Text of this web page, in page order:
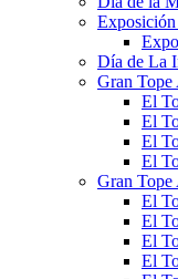
Día de La
Gran Tope
El
El
El
El
Gran Tope
El
El
El
El